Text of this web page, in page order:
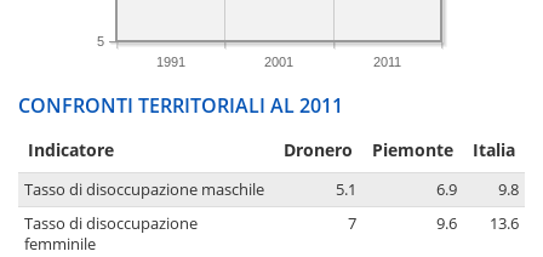
1991 2001 2011
5
CONFRONTI TERRITORIALI AL 2011
Indicatore Dronero Piemonte Italia
Tasso di disoccupazione maschile 5.1 6.9
9.8
Tasso di disoccupazione
femminile
7 9.6 13.6